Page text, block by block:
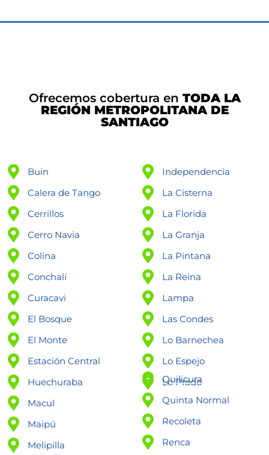
Ofrecemos cobertura en TODA LA
REGIÓN METROPOLITANA DE
SANTIAGO
Buin
Calera de Tango
Cerrillos
Cerro Navia
Colina
Conchalí
Curacavi
El Bosque
El Monte
Estación Central
Huechuraba
Independencia
La Cisterna
La Florida
La Granja
La Pintana
La Reina
Lampa
Las Condes
Lo Barnechea
Lo Espejo
Lo Prado
Macul
Maipú
Melipilla
Quilicura
Quinta Normal
Recoleta
Renca